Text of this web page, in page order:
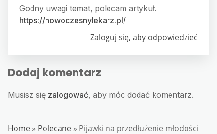
Godny uwagi temat, polecam artykuł.
https://nowoczesnylekarz.pl/
Zaloguj się, aby odpowiedzieć
Dodaj komentarz
Musisz się zalogować, aby móc dodać komentarz.
Home » Polecane » Pijawki na przedłużenie młodości